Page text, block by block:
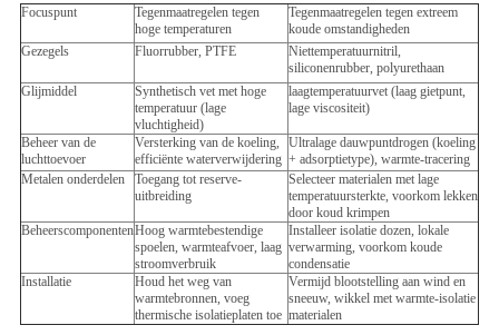
Focuspunt
Tegenmaatregelen tegen
hoge temperaturen
Tegenmaatregelen tegen extreem
koude omstandigheden
Gezegels
Fluorrubber, PTFE
Niettemperatuurnitril,
siliconenrubber, polyurethaan
Glijmiddel
Synthetisch vet met hoge
temperatuur (lage
vluchtigheid)
laagtemperatuurvet (laag gietpunt,
lage viscositeit)
Beheer van de
luchttoevoer
Versterking van de koeling,
efficiënte waterverwijdering
Ultralage dauwpuntdrogen (koeling
+ adsorptietype), warmte-tracering
Metalen onderdelen
Toegang tot reserve-
uitbreiding
Selecteer materialen met lage
temperatuursterkte, voorkom lekken
door koud krimpen
BeheerscomponentenHoog warmtebestendige
spoelen, warmteafvoer, laag
stroomverbruik
Installeer isolatie dozen, lokale
verwarming, voorkom koude
condensatie
Installatie
Houd het weg van
warmtebronnen, voeg
thermische isolatieplaten toe
Vermijd blootstelling aan wind en
sneeuw, wikkel met warmte-isolatie
materialen